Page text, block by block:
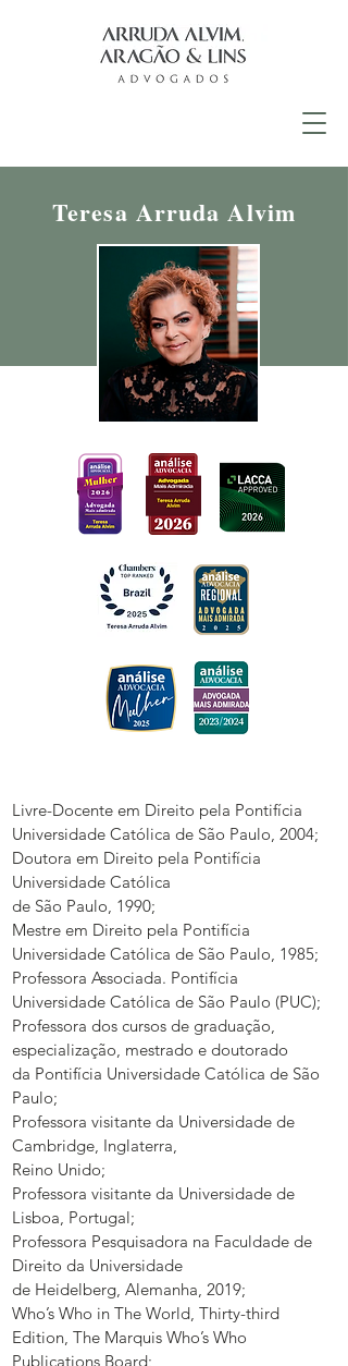
Teresa Arruda Alvim
Livre-Docente em Direito pela Pontifícia
Universidade Católica de São Paulo, 2004;
Doutora em Direito pela Pontifícia
Universidade Católica
de São Paulo, 1990;
Mestre em Direito pela Pontifícia
Universidade Católica de São Paulo, 1985;
Professora Associada. Pontifícia
Universidade Católica de São Paulo (PUC);
Professora dos cursos de graduação,
especialização, mestrado e doutorado
da Pontifícia Universidade Católica de São
Paulo;
Professora visitante da Universidade de
Cambridge, Inglaterra,
Reino Unido;
Professora visitante da Universidade de
Lisboa, Portugal;
Professora Pesquisadora na Faculdade de
Direito da Universidade
de Heidelberg, Alemanha, 2019;
Who’s Who in The World, Thirty-third
Edition, The Marquis Who’s Who
Publications Board;